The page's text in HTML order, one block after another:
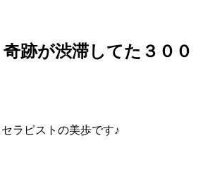
跡が渋滞してた３００
ラピストの美歩です♪